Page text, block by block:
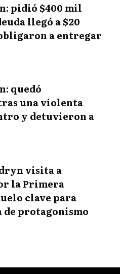
pidió $400 mil
llegó a $20
a entregar
quedó
una violenta
y detuvieron a
visita a
la Primera
clave para
de protagonismo